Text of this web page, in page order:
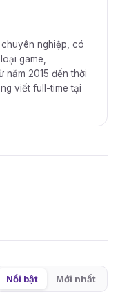
nghiệp, có
game,
năm 2015 đến thời
viết full-time tại
Nổi bật Mới nhất